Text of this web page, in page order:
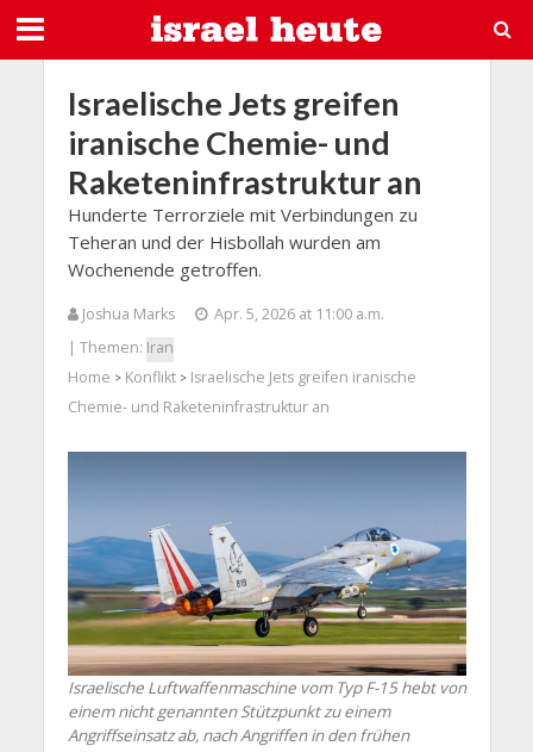
Israelische Jets greifen
iranische Chemie- und
Raketeninfrastruktur an
Hunderte Terrorziele mit Verbindungen zu
Teheran und der Hisbollah wurden am
Wochenende getroffen.
Joshua Marks
Apr. 5, 2026 at 11:00 a.m.
| Themen: Iran
Home > Konflikt> Israelische Jets greifen iranische
Chemie- und Raketeninfrastruktur an
Israelische Luftwaffenmaschine vom Typ F-15 hebt von
einem nicht genannten Stützpunkt zu einem
Angriffseinsatz ab, nach Angriffen in den frühen